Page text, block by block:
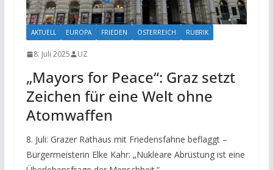
AKTUELL EUROPA FRIEDEN ÖSTERREICH RUBRIK
8. Juli 2025 UZ
„Mayors for Peace“: Graz setzt
Zeichen für eine Welt ohne
Atomwaffen
8. Juli: Grazer Rathaus mit Friedensfahne beflaggt –
Bürgermeisterin Elke Kahr: „Nukleare Abrüstung ist eine